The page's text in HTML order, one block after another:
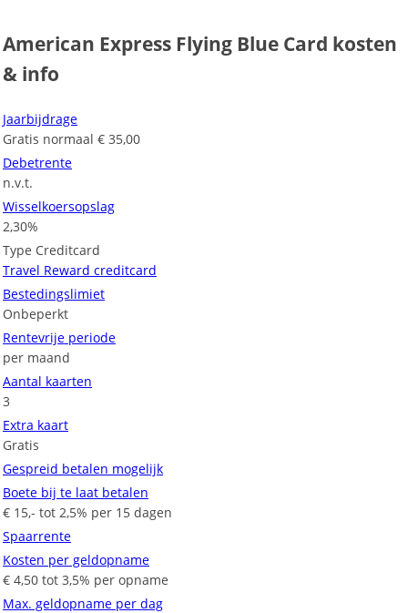
American Express Flying Blue Card kosten
& info
Jaarbijdrage
Gratis normaal € 35,00
Debetrente
n.v.t.
Wisselkoersopslag
2,30%
Type Creditcard
Travel Reward creditcard
Bestedingslimiet
Onbeperkt
Rentevrije periode
per maand
Aantal kaarten
3
Extra kaart
Gratis
Gespreid betalen mogelijk
Boete bij te laat betalen
€ 15,- tot 2,5% per 15 dagen
Spaarrente
Kosten per geldopname
€ 4,50 tot 3,5% per opname
Max. geldopname per dag